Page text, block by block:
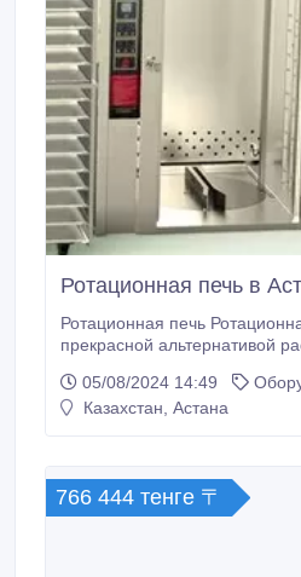
Ротационная печь в
Ротационная печь
прекрасной альтернативой
вашего производства или
использованием у вас
ротационной печи Материал толстостенный, что
обеспечивает ее прочность.
05/08/2024 14:49
Казахстан, Астана
766 444 тенге 〒